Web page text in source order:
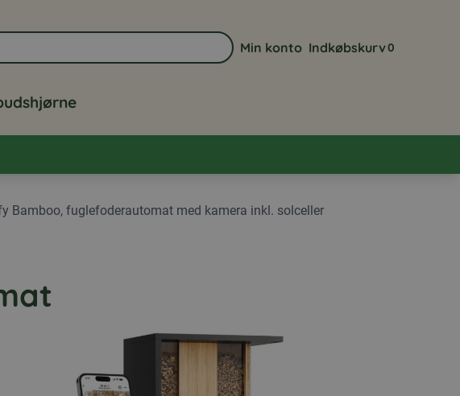
Gå til min kontoside
Min konto
Se din
Indkøbskurv0
Bamboo, fuglefoderautomat med kamera inkl. solceller